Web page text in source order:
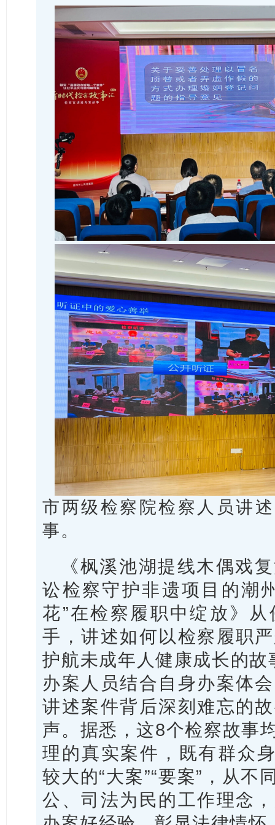
市两级检察院检察人员讲
事。
《枫溪池湖提线木偶戏
讼检察守护非遗项目的潮
花”在检察履职中绽放》
手，讲述如何以检察履职
护航未成年人健康成长的
办案人员结合自身办案体
讲述案件背后深刻难忘的
声。据悉，这8个检察故事
理的真实案件，既有群众
较大的“大案”“要案”，从不
公、司法为民的工作理念